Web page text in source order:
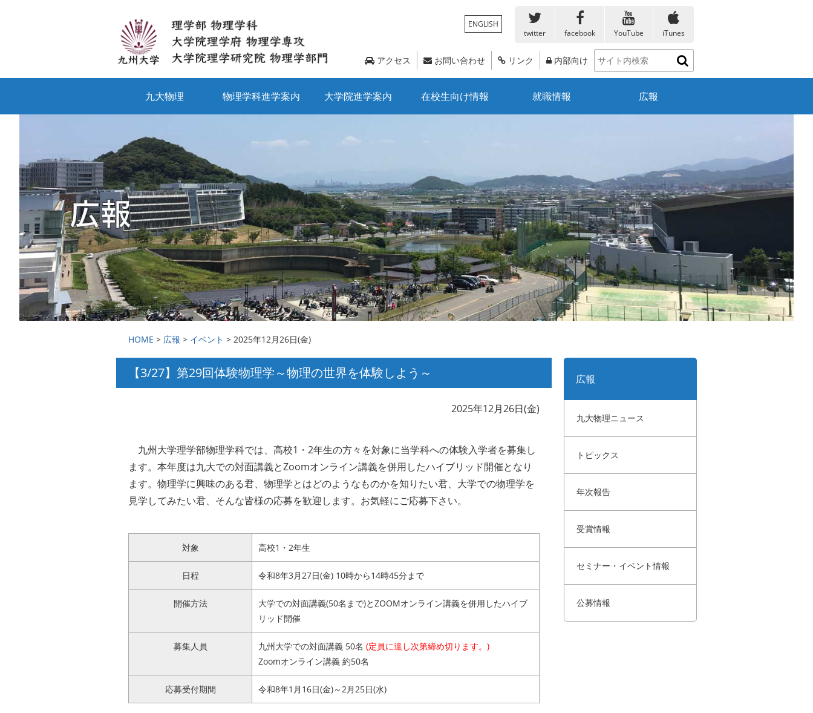
ENGLISH
twitter
facebook YouTube iTunes
アクセス お問い合わせ リンク 内部向け
九大物理 物理学科進学案内 大学院進学案内 在校生向け情報 就職情報 広報
HOME > 広報 > イベント > 2025年12月26日(金)
【3/27】第29回体験物理学～物理の世界を体験しよう～
2025年12月26日(金)
九州大学理学部物理学科では、高校1・2年生の方々を対象に当学科への体験入学者を募集し
ます。本年度は九大での対面講義とZoomオンライン講義を併用したハイブリッド開催となり
ます。物理学に興味のある君、物理学とはどのようなものかを知りたい君、大学での物理学を
見学してみたい君、そんな皆様の応募を歓迎します。お気軽にご応募下さい。
対象 高校1・2年生
日程 令和8年3月27日(金) 10時から14時45分まで
開催方法
大学での対面講義(50名まで)とZOOMオンライン講義を併用したハイブ
リッド開催
募集人員 九州大学での対面講義 50名 (定員に達し次第締め切ります。)
Zoomオンライン講義 約50名
応募受付期間 令和8年1月16日(金)～2月25日(水)
広報
九大物理ニュース
トピックス
年次報告
受賞情報
セミナー・イベント情報
公募情報